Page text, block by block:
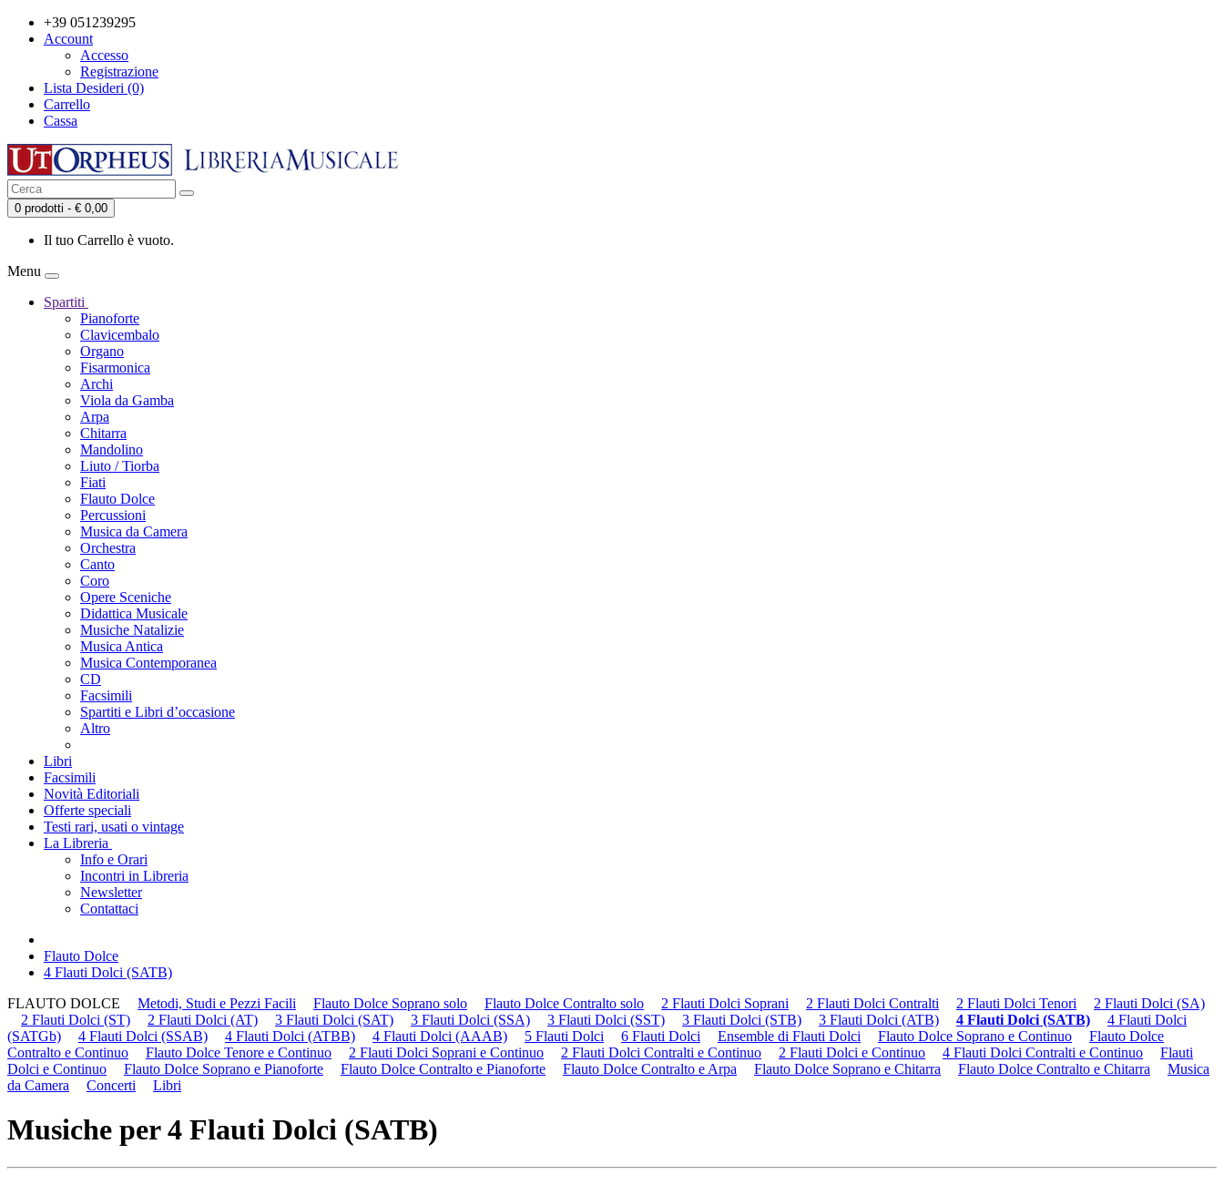
+39 051239295
Account
Accesso
Registrazione
Lista Desideri (0)
Carrello
Cassa
0 prodotti - € 0,00
Il tuo Carrello è vuoto.
Menu
Spartiti
Pianoforte
Clavicembalo
Organo
Fisarmonica
Archi
Viola da Gamba
Arpa
Chitarra
Mandolino
Liuto / Tiorba
Fiati
Flauto Dolce
Percussioni
Musica da Camera
Orchestra
Canto
Coro
Opere Sceniche
Didattica Musicale
Musiche Natalizie
Musica Antica
Musica Contemporanea
CD
Facsimili
Spartiti e Libri d’occasione
Altro
Libri
Facsimili
Novità Editoriali
Offerte speciali
Testi rari, usati o vintage
La Libreria
Info e Orari
Incontri in Libreria
Newsletter
Contattaci
Flauto Dolce
4 Flauti Dolci (SATB)
FLAUTO DOLCE
Metodi, Studi e Pezzi Facili Flauto Dolce Soprano solo Flauto Dolce Contralto solo 2 Flauti Dolci Soprani 2 Flauti Dolci Contralti 2 Flauti Dolci Tenori
2 Flauti Dolci (SA)
2 Flauti Dolci (ST)
2 Flauti Dolci (AT) 3 Flauti Dolci (SAT) 3 Flauti Dolci (SSA) 3 Flauti Dolci (SST) 3 Flauti Dolci (STB) 3 Flauti Dolci (ATB) 4 Flauti Dolci (SATB)
4 Flauti Dolci
(SATGb)
4 Flauti Dolci (SSAB) 4 Flauti Dolci (ATBB) 4 Flauti Dolci (AAAB) 5 Flauti Dolci 6 Flauti Dolci Ensemble di Flauti Dolci Flauto Dolce Soprano e Continuo
Flauto Dolce
Contralto e Continuo
Flauto Dolce Tenore e Continuo 2 Flauti Dolci Soprani e Continuo 2 Flauti Dolci Contralti e Continuo 2 Flauti Dolci e Continuo 4 Flauti Dolci Contralti e Continuo
Flauti
Dolci e Continuo
Flauto Dolce Soprano e Pianoforte Flauto Dolce Contralto e Pianoforte Flauto Dolce Contralto e Arpa Flauto Dolce Soprano e Chitarra Flauto Dolce Contralto e Chitarra
Musica
da Camera
Concerti Libri
Musiche per 4 Flauti Dolci (SATB)